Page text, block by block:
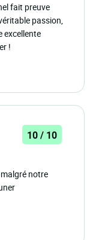
fait preuve
passion,
excellente
!
10 / 10
notre